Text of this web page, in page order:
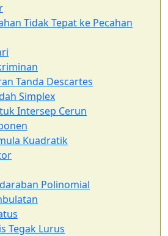
Tidak Tepat ke Pecahan
Tanda Descartes
Simplex
Intersep Cerun
Kuadratik
Polinomial
Tegak Lurus